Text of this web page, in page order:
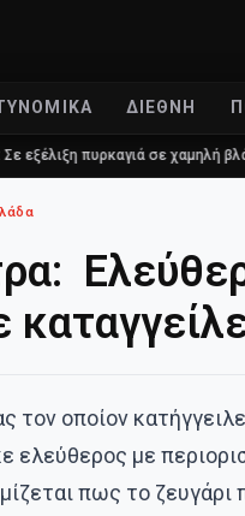
ΔΙΕΘΝΉ
πυρκαγιά σε χαμηλή βλάστηση
τον οποίον
ελεύθερος με
πως το